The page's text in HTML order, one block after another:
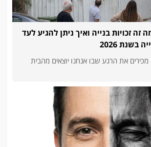
זכויות בנייה ואיך ניתן להגיע לעד
מכירים את הרגע שבו אנחנו יוצאים מהבית